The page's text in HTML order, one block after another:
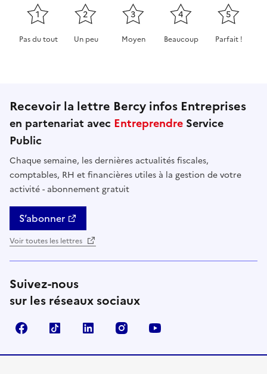
1
Pas du tout
2
Un peu
3
Moyen
4
Beaucoup
5
Parfait !
Recevoir la lettre Bercy infos Entreprises
en partenariat avec Entreprendre Service
Public
Chaque semaine, les dernières actualités fiscales,
comptables, RH et financières utiles à la gestion de votre
activité - abonnement gratuit
S’abonner
Voir toutes les lettres
Suivez-nous
sur les réseaux sociaux
FacebookTikTok Linkedin Instagram